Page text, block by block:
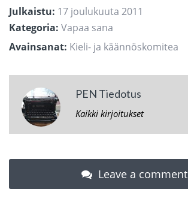
Julkaistu: 17 joulukuuta 2011
Kategoria: Vapaa sana
Avainsanat: Kieli- ja käännöskomitea
PEN Tiedotus
Kaikki kirjoitukset
Leave a comment